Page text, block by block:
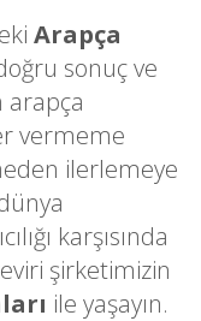
Arapça
sonuç ve
arapça
vermeme
ilerlemeye
karşısında
şirketimizin
ile yaşayın.